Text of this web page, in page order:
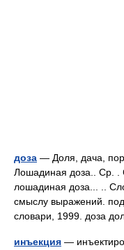
доза — Доля, дача,
Лошадиная доза.. Ср. .
лошадиная доза... ..
смыслу выражений.
словари, 1999. доза
инъекция —